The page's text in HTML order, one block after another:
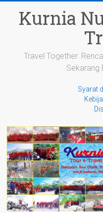
contentKurnia
Travel Together.
Sekarang
Syarat